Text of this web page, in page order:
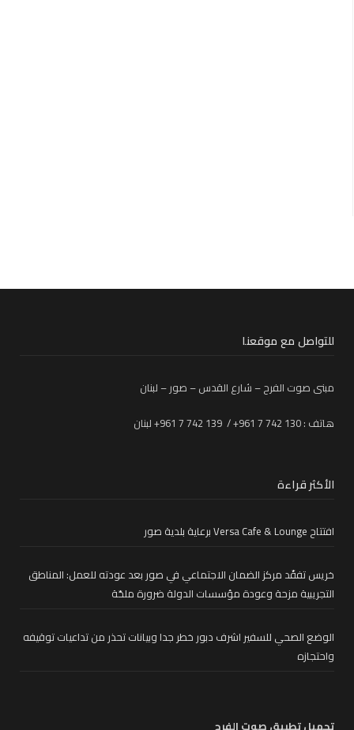
للتواصل مع موقعنا
مبنى صوت الفرح – شارع القدس – صور – لبنان
هاتف : 130 742 7 961+ / 139 742 7 961+ لبنان
الأكثر قراءة
افتتاح Versa Cafe & Lounge برعاية بلدية صور
خريس تفقّد مركز الضمان الاجتماعي في صور بعد عودته للعمل: المناطق
التجريبية مزحة وعودة مؤسسات الدولة ضرورة ملحّة
الوضع الصحي للسفير اشرف دبور خطر جدا وبيانات تحذر من تداعيات توقيفه
واحتجازه